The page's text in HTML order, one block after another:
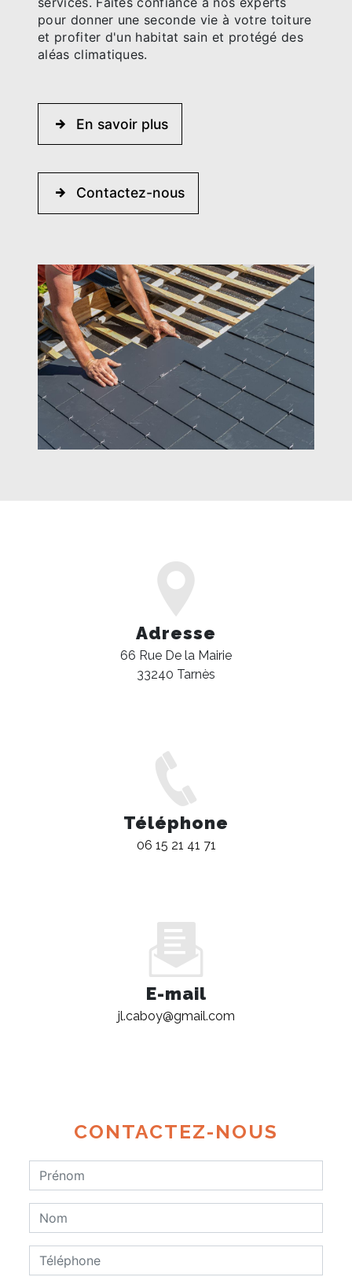
pour donner une seconde vie à votre toiture
et profiter d'un habitat sain et protégé des
aléas climatiques.
En savoir plus
Contactez-nous
Adresse
66 Rue De la Mairie
33240 Tarnès
Téléphone
06 15 21 41 71
E-mail
jl.caboy@gmail.com
CONTACTEZ-NOUS